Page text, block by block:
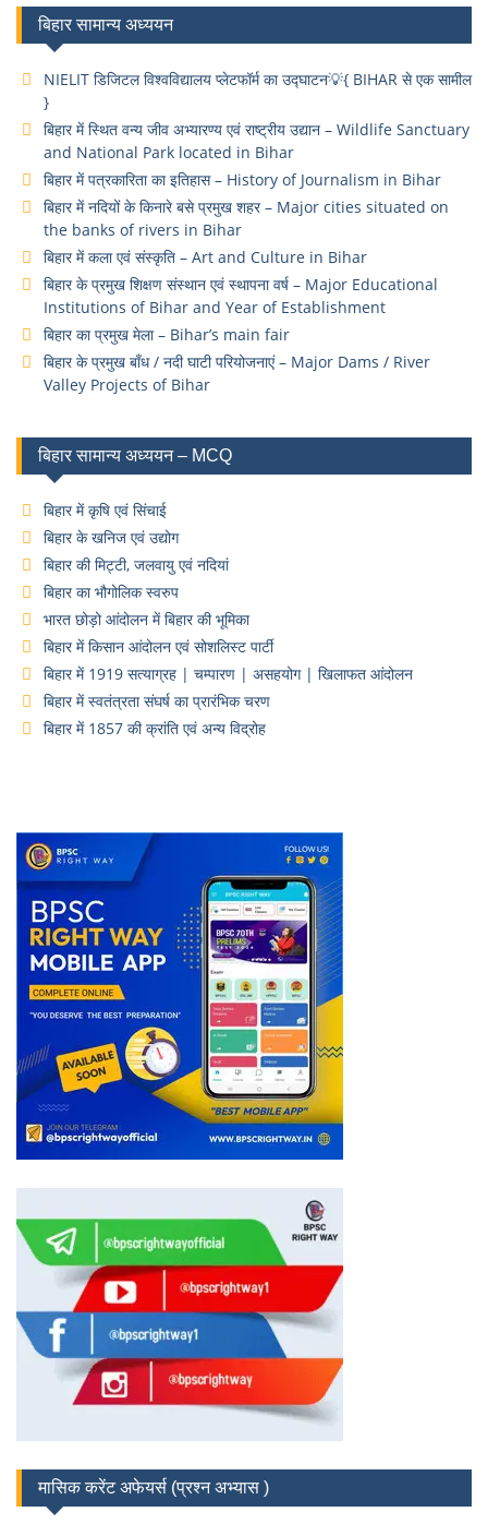
बिहार सामान्य अध्ययन
NIELIT डिजिटल विश्वविद्यालय प्लेटफॉर्म का उद्घाटन💡{ BIHAR से एक सामील
}
बिहार में स्थित वन्य जीव अभ्यारण्य एवं राष्ट्रीय उद्यान – Wildlife Sanctuary
and National Park located in Bihar
बिहार में पत्रकारिता का इतिहास – History of Journalism in Bihar
बिहार में नदियों के किनारे बसे प्रमुख शहर – Major cities situated on
the banks of rivers in Bihar
बिहार में कला एवं संस्कृति – Art and Culture in Bihar
बिहार के प्रमुख शिक्षण संस्थान एवं स्थापना वर्ष – Major Educational
Institutions of Bihar and Year of Establishment
बिहार का प्रमुख मेला – Bihar’s main fair
बिहार के प्रमुख बाँध / नदी घाटी परियोजनाएं – Major Dams / River
Valley Projects of Bihar
बिहार सामान्य अध्ययन – MCQ
बिहार में कृषि एवं सिंचाई
बिहार के खनिज एवं उद्योग
बिहार की मिट्टी, जलवायु एवं नदियां
बिहार का भौगोलिक स्वरुप
भारत छोड़ो आंदोलन में बिहार की भूमिका
बिहार में किसान आंदोलन एवं सोशलिस्ट पार्टी
बिहार में 1919 सत्याग्रह | चम्पारण | असहयोग | खिलाफत आंदोलन
बिहार में स्वतंत्रता संघर्ष का प्रारंभिक चरण
बिहार में 1857 की क्रांति एवं अन्य विद्रोह
मासिक करेंट अफेयर्स (प्रश्न अभ्यास )